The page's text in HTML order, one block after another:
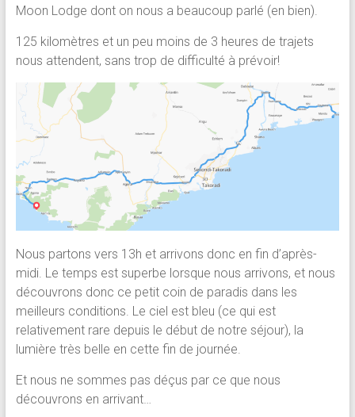
Moon Lodge dont on nous a beaucoup parlé (en bien).
125 kilomètres et un peu moins de 3 heures de trajets
nous attendent, sans trop de difficulté à prévoir!
Nous partons vers 13h et arrivons donc en fin d’après-
midi. Le temps est superbe lorsque nous arrivons, et nous
découvrons donc ce petit coin de paradis dans les
meilleurs conditions. Le ciel est bleu (ce qui est
relativement rare depuis le début de notre séjour), la
lumière très belle en cette fin de journée.
Et nous ne sommes pas déçus par ce que nous
découvrons en arrivant…